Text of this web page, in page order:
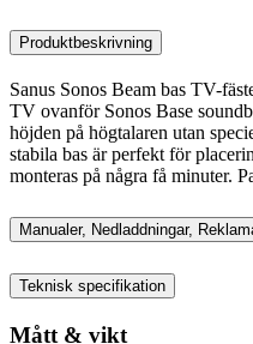
Produktbeskrivning
Sanus Sonos Beam bas TV-
TV ovanför Sonos Base
höjden på högtalaren utan
stabila bas är perfekt för
monteras på några få minuter.
Manualer, Nedladdningar,
Teknisk specifikation
Mått & vikt